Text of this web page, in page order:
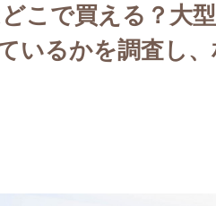
こで買える？大
いるかを調査し、